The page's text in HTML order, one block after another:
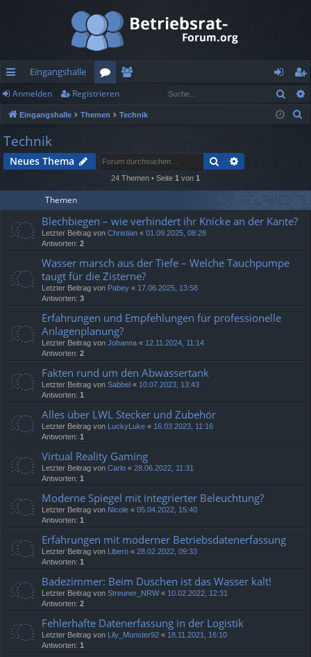
ch
ne
llz
ug
f
Eingangshalle
or
en
lie
r
n
m
eg
ist
Anmelden Registrieren
Eingangshalle Themen Technik
Technik
Neues Thema Suche
24 Themen • Seite 1 von 1
Themen
Blechbiegen – wie verhindert ihr Knicke an der Kante?
Letzter Beitrag von Christian « 01.09.2025, 08:28
Antworten: 2
Wasser marsch aus der Tiefe – Welche Tauchpumpe
taugt für die Zisterne?
Letzter Beitrag von Pabey « 17.06.2025, 13:58
Antworten: 3
Erfahrungen und Empfehlungen für professionelle
Anlagenplanung?
Letzter Beitrag von Johanna « 12.11.2024, 11:14
Antworten: 2
Fakten rund um den Abwassertank
Letzter Beitrag von Sabbel « 10.07.2023, 13:43
Antworten: 1
Alles über LWL Stecker und Zubehör
Letzter Beitrag von LuckyLuke « 16.03.2023, 11:16
Antworten: 1
Virtual Reality Gaming
Letzter Beitrag von Carlo « 28.06.2022, 11:31
Antworten: 1
Moderne Spiegel mit integrierter Beleuchtung?
Letzter Beitrag von Nicole « 05.04.2022, 15:40
Antworten: 1
Erfahrungen mit moderner Betriebsdatenerfassung
Letzter Beitrag von Libero « 28.02.2022, 09:33
Antworten: 1
Badezimmer: Beim Duschen ist das Wasser kalt!
Letzter Beitrag von Streuner_NRW« 10.02.2022, 12:31
Antworten: 2
Fehlerhafte Datenerfassung in der Logistik
Letzter Beitrag von Lily_Munster92 « 18.11.2021, 16:10
Antworten: 1